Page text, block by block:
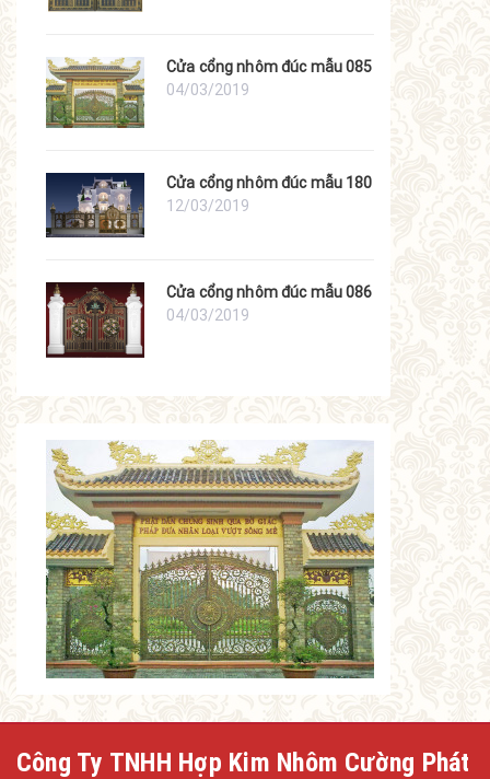
Cửa cổng nhôm đúc mẫu 085
04/03/2019
Cửa cổng nhôm đúc mẫu 180
12/03/2019
Cửa cổng nhôm đúc mẫu 086
04/03/2019
Công Ty TNHH Hợp Kim Nhôm Cường Phát